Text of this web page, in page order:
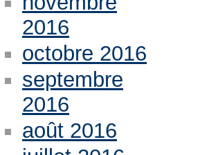
2016
octobre 2016
septembre
2016
août 2016